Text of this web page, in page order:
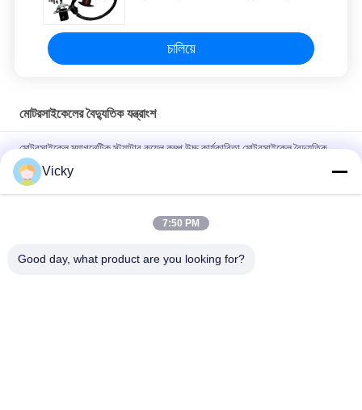
চালিয়ে
মোটরসাইকেলের বৈদ্যুতিক যন্ত্রাংশ
মোটরসাইকেল ম্যাগনেটিক স্ট্যাটার কয়েল কম্প উচ্চ কার্যকারিতা মোটরসাইকেল বৈদ্যুতিক
যন্ত্রাংশ KRF
বি 2 বি ক্রেতাদের জন্য বৈদ্যুতিক মোটরসাইকেল রিলে সংযোগকারী ক্রিস 100 ভাল
Vicky
7:50 PM
Good day, what product are you looking for?